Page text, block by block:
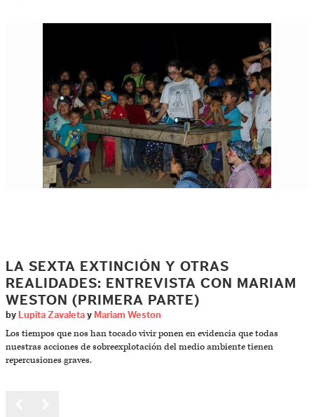
LA SEXTA EXTINCIÓN Y OTRAS
REALIDADES: ENTREVISTA CON MARIAM
WESTON (PRIMERA PARTE)
by Lupita Zavaleta y Mariam Weston
Los tiempos que nos han tocado vivir ponen en evidencia que todas
nuestras acciones de sobreexplotación del medio ambiente tienen
repercusiones graves.